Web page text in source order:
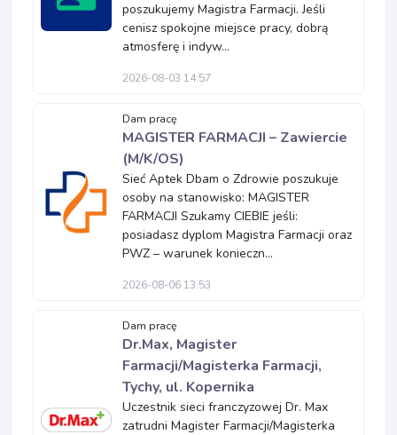
poszukujemy Magistra Farmacji. Jeśli
cenisz spokojne miejsce pracy, dobrą
atmosferę i indyw...
2026-08-03 14:57
Dam pracę
MAGISTER FARMACJI – Zawiercie
(M/K/OS)
Sieć Aptek Dbam o Zdrowie poszukuje
osoby na stanowisko: MAGISTER
FARMACJI Szukamy CIEBIE jeśli:
posiadasz dyplom Magistra Farmacji oraz
PWZ – warunek konieczn...
2026-08-06 13:53
Dam pracę
Dr.Max, Magister
Farmacji/Magisterka Farmacji,
Tychy, ul. Kopernika
Uczestnik sieci franczyzowej Dr. Max
zatrudni Magister Farmacji/Magisterka